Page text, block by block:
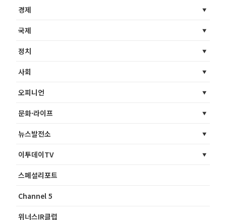
경제
국제
정치
사회
오피니언
문화·라이프
뉴스발전소
이투데이TV
스페셜리포트
Channel 5
위너스IR클럽